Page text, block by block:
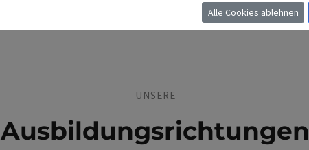
UNSERE
Ausbildungsrichtungen
Alle Cookies ablehnen